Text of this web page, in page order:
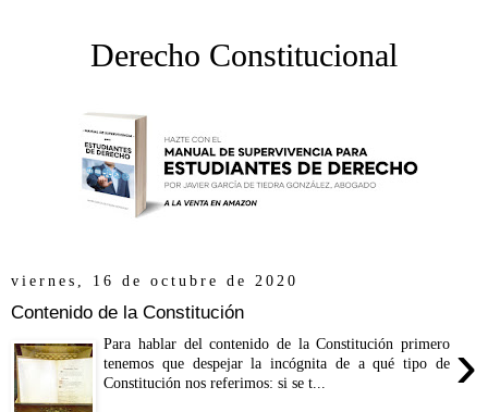
Derecho Constitucional
viernes, 16 de octubre de 2020
Contenido de la Constitución
›
Para hablar del contenido de la Constitución primero
tenemos que despejar la incógnita de a qué tipo de
Constitución nos referimos: si se t...